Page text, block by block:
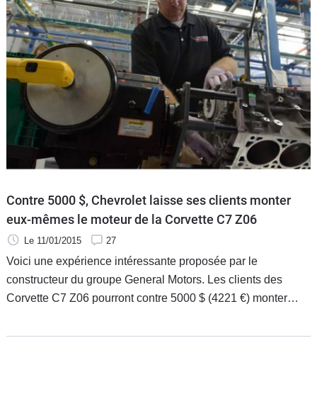
Contre 5000 $, Chevrolet laisse ses clients monter
eux-mêmes le moteur de la Corvette C7 Z06
Le 11/01/2015 27
Voici une expérience intéressante proposée par le
constructeur du groupe General Motors. Les clients des
Corvette C7 Z06 pourront contre 5000 $ (4221 €) monter
entendu, une plaque frappée du nom du propriétaire trônera